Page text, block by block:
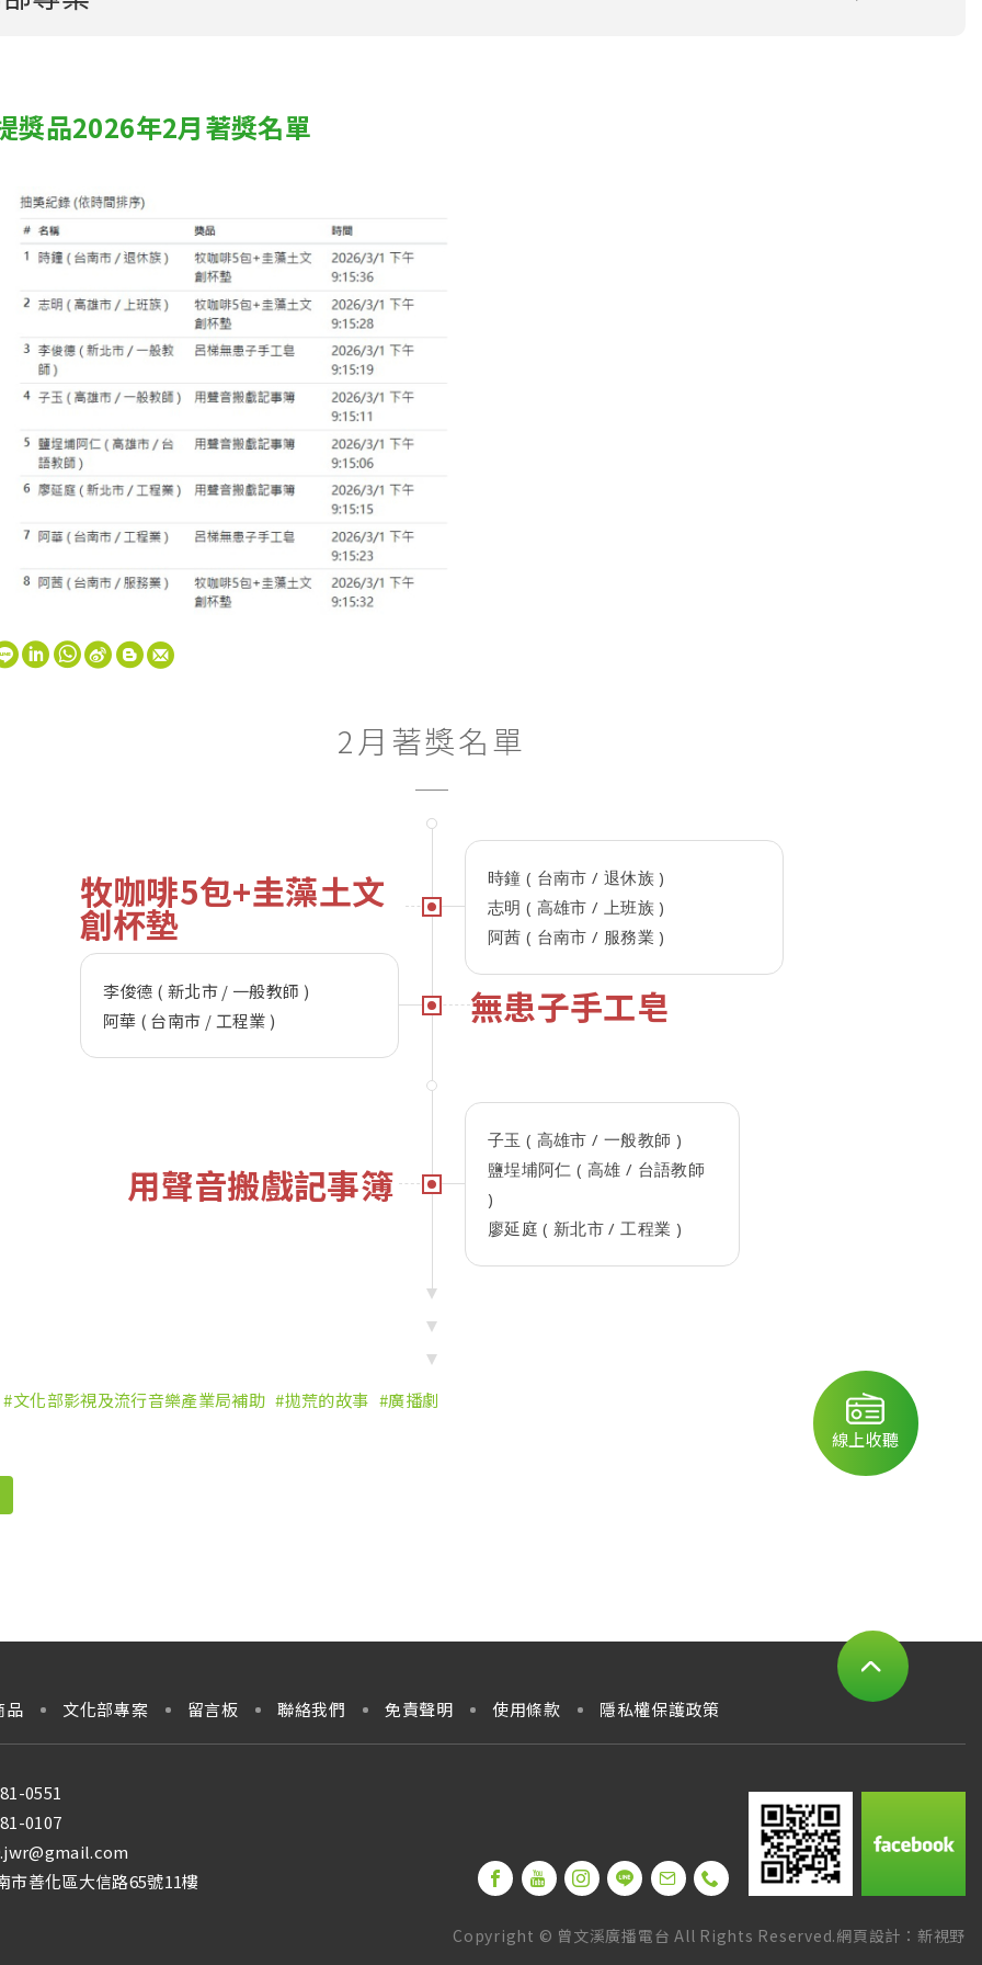
獎品2026年2月著獎名單
W
e
2月著獎名單
牧咖啡5包+圭藻土文
創杯墊
時鐘 ( 台南市 / 退休族 )
志明 ( 高雄市 / 上班族 )
阿茜 ( 台南市 / 服務業 )
無患子手工皂
李俊德 ( 新北市 / 一般教師 )
阿華 ( 台南市 / 工程業 )
用聲音搬戲記事簿
子玉 ( 高雄市 / 一般教師 )
鹽埕埔阿仁 ( 高雄 / 台語教師
)
廖延庭 ( 新北市 / 工程業 )
文化部影視及流行音樂產業局補助 拋荒的故事 廣播劇
品 文化部專案 留言板 聯絡我們 免責聲明 使用條款 隱私權保護政策
0551
0107
市善化區大信路65號11樓
Copyright © 曾文溪廣播電台 All Rights Reserved.網頁設計：新視野
線上收聽